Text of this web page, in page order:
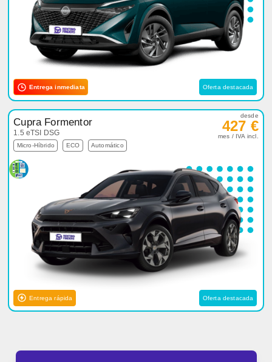
Entrega inmediata Oferta destacada
Cupra Formentor
1.5 eTSI DSG
Micro-Híbrido ECO Automático
desde
427 €
mes / IVA incl.
Entrega rápida Oferta destacada